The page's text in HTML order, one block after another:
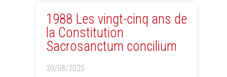
1988 Les vingt-cinq ans de
la Constitution
Sacrosanctum concilium
20/08/2025